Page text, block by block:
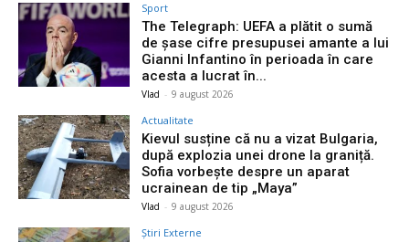
Sport
The Telegraph: UEFA a plătit o sumă
de șase cifre presupusei amante a lui
Gianni Infantino în perioada în care
acesta a lucrat în...
Vlad - 9 august 2026
Actualitate
Kievul susține că nu a vizat Bulgaria,
după explozia unei drone la graniță.
Sofia vorbește despre un aparat
ucrainean de tip „Maya”
Vlad - 9 august 2026
Știri Externe